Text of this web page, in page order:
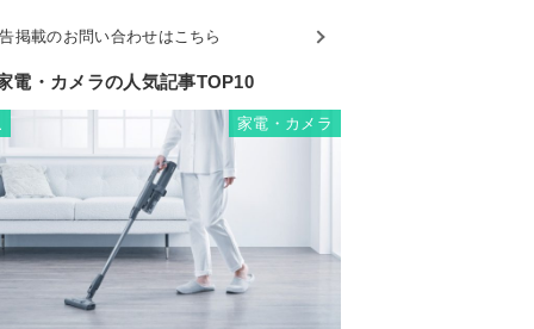
掲載のお問い合わせはこちら
電・カメラの人気記事TOP10
家電・カメラ